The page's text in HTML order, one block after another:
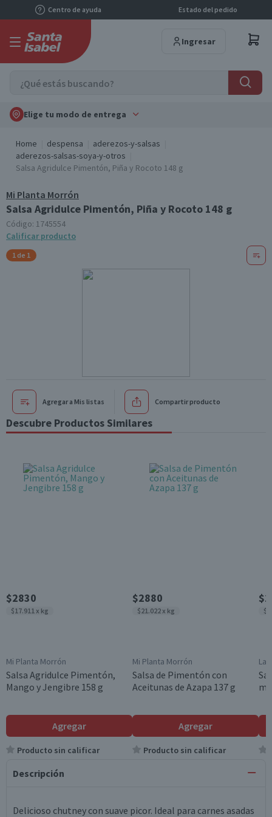
Centro de ayuda Estado del pedido
Ingresar
Elige tu modo de entrega
Home despensa
aderezos-y-salsas
aderezos-salsas-soya-y-otros
Salsa Agridulce Pimentón, Piña y Rocoto 148 g
Mi Planta Morrón
Salsa Agridulce Pimentón, Piña y Rocoto 148 g
Código: 1745554
Calificar producto
1 de 1
Agregar a Mis listas Compartir producto
Descubre Productos Similares
$2830
$17.911 x kg
Mi Planta Morrón
Salsa Agridulce Pimentón,
Mango y Jengibre 158 g
Agregar
Producto sin calificar
$2880
$21.022 x kg
Mi Planta Morrón
Salsa de Pimentón con
Aceitunas de Azapa 137 g
Agregar
Producto sin calificar
La
ml
Descripción
Delicioso chutney con suave picor. Ideal para carnes asadas